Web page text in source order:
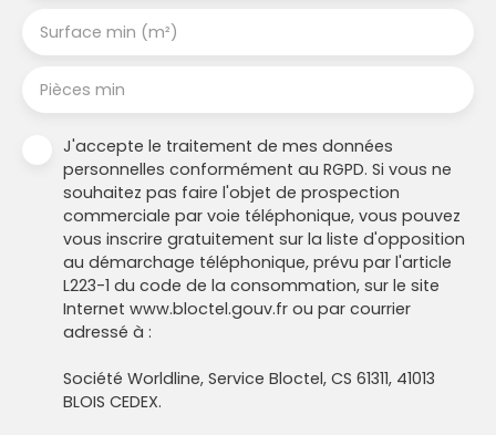
Surface min (m²)
Pièces min
J'accepte le traitement de mes données
personnelles conformément au RGPD. Si vous ne
souhaitez pas faire l'objet de prospection
commerciale par voie téléphonique, vous pouvez
vous inscrire gratuitement sur la liste d'opposition
au démarchage téléphonique, prévu par l'article
L223-1 du code de la consommation, sur le site
Internet www.bloctel.gouv.fr ou par courrier
adressé à :
Société Worldline, Service Bloctel, CS 61311, 41013
BLOIS CEDEX.